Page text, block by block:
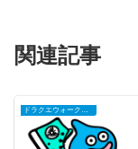
関連記事